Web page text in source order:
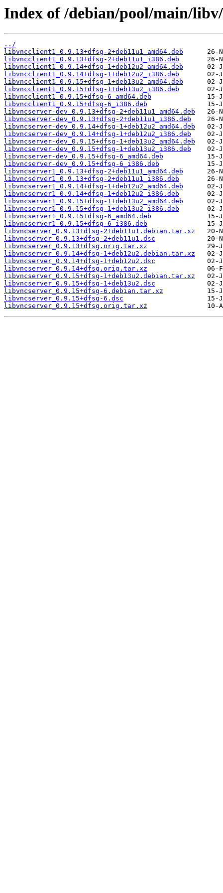
Index of /debian/pool/main/
../
libvncclient1_0.9.13+dfsg-2+deb11u1_amd64.deb
libvncclient1_0.9.13+dfsg-2+deb11u1_i386.deb
libvncclient1_0.9.14+dfsg-1+deb12u2_amd64.deb
libvncclient1_0.9.14+dfsg-1+deb12u2_i386.deb
libvncclient1_0.9.15+dfsg-1+deb13u2_amd64.deb
libvncclient1_0.9.15+dfsg-1+deb13u2_i386.deb
libvncclient1_0.9.15+dfsg-6_amd64.deb
libvncclient1_0.9.15+dfsg-6_i386.deb
libvncserver-dev_0.9.13+dfsg-2+deb11u1_amd64.deb
libvncserver-dev_0.9.13+dfsg-2+deb11u1_i386.deb
libvncserver-dev_0.9.14+dfsg-1+deb12u2_amd64.deb
libvncserver-dev_0.9.14+dfsg-1+deb12u2_i386.deb
libvncserver-dev_0.9.15+dfsg-1+deb13u2_amd64.deb
libvncserver-dev_0.9.15+dfsg-1+deb13u2_i386.deb
libvncserver-dev_0.9.15+dfsg-6_amd64.deb
libvncserver-dev_0.9.15+dfsg-6_i386.deb
libvncserver1_0.9.13+dfsg-2+deb11u1_amd64.deb
libvncserver1_0.9.13+dfsg-2+deb11u1_i386.deb
libvncserver1_0.9.14+dfsg-1+deb12u2_amd64.deb
libvncserver1_0.9.14+dfsg-1+deb12u2_i386.deb
libvncserver1_0.9.15+dfsg-1+deb13u2_amd64.deb
libvncserver1_0.9.15+dfsg-1+deb13u2_i386.deb
libvncserver1_0.9.15+dfsg-6_amd64.deb
libvncserver1_0.9.15+dfsg-6_i386.deb
libvncserver_0.9.13+dfsg-2+deb11u1.debian.tar.xz
libvncserver_0.9.13+dfsg-2+deb11u1.dsc
libvncserver_0.9.13+dfsg.orig.tar.xz
libvncserver_0.9.14+dfsg-1+deb12u2.debian.tar.xz
libvncserver_0.9.14+dfsg-1+deb12u2.dsc
libvncserver_0.9.14+dfsg.orig.tar.xz
libvncserver_0.9.15+dfsg-1+deb13u2.debian.tar.xz
libvncserver_0.9.15+dfsg-1+deb13u2.dsc
libvncserver_0.9.15+dfsg-6.debian.tar.xz
libvncserver_0.9.15+dfsg-6.dsc
libvncserver_0.9.15+dfsg.orig.tar.xz